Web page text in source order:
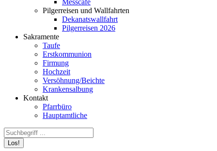
Messcafé
Pilgerreisen und Wallfahrten
Dekanatswallfahrt
Pilgerreisen 2026
Sakramente
Taufe
Erstkommunion
Firmung
Hochzeit
Versöhnung/Beichte
Krankensalbung
Kontakt
Pfarrbüro
Hauptamtliche
Search: